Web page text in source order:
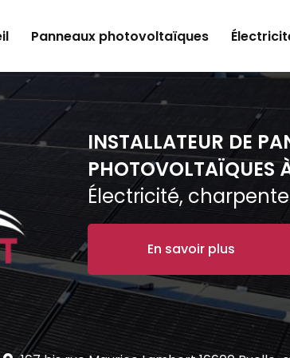
Panneaux photovoltaïques
INSTALLATEUR DE
PHOTOVOLTAÏQUES
Électricité,
En savoir plus